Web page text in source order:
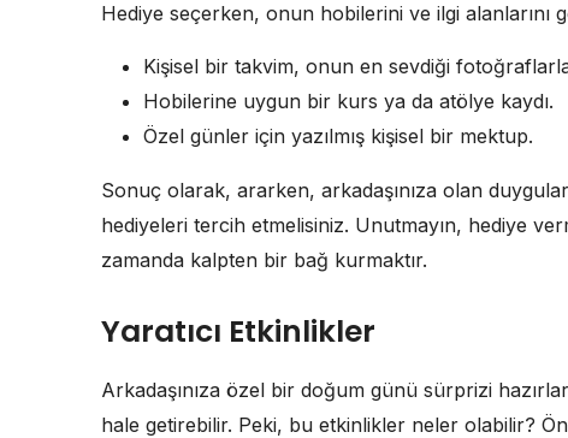
Hediye seçerken, onun hobilerini ve ilgi alanlarını
Kişisel bir takvim, onun en sevdiği
Hobilerine uygun bir kurs ya da atölye kaydı.
Özel günler için yazılmış kişisel bir mektup.
Sonuç olarak, ararken, arkadaşınıza olan
hediyeleri tercih etmelisiniz. Unutmayın, hediye
zamanda kalpten bir bağ kurmaktır.
Yaratıcı Etkinlikler
Arkadaşınıza özel bir doğum günü sürprizi
hale getirebilir. Peki, bu etkinlikler neler olabilir?